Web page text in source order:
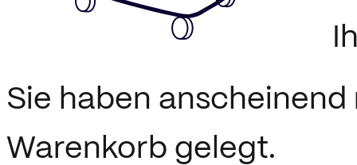
Sie haben
Warenkorb gelegt.